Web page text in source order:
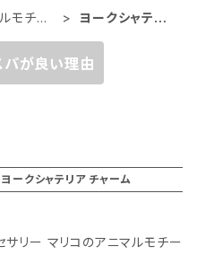
モチー
ヨークシャテリ
が良い理由
ークシャテリア チャーム
サリー マリコのアニマルモチー